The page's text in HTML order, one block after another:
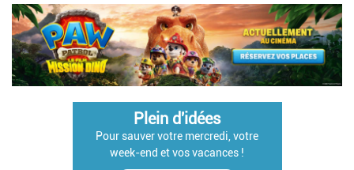
Plein d'idées
Pour sauver votre mercredi, votre
week-end et vos vacances !